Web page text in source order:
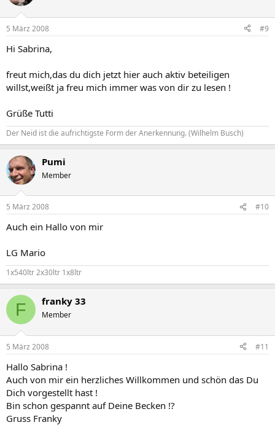
5 März 2008 #9
Hi Sabrina,
freut mich,das du dich jetzt hier auch aktiv beteiligen
willst,weißt ja freu mich immer was von dir zu lesen !
Grüße Tutti
Der Neid ist die aufrichtigste Form der Anerkennung. (Wilhelm Busch)
Pumi
Member
5 März 2008 #10
Auch ein Hallo von mir
LG Mario
1x540ltr 2x30ltr 1x8ltr
F franky 33
Member
5 März 2008 #11
Hallo Sabrina !
Auch von mir ein herzliches Willkommen und schön das Du
Dich vorgestellt hast !
Bin schon gespannt auf Deine Becken !?
Gruss Franky